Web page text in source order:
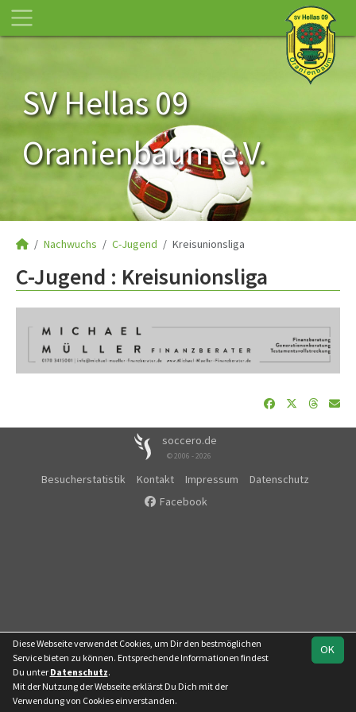
SV Hellas 09
Oranienbaum e.V.
Nachwuchs C-Jugend Kreisunionsliga
Team
C-Jugend : Kreisunionsliga
soccero.de
© 2006 - 2026
Besucherstatistik Kontakt Impressum
Datenschutz
Facebook
OK
Diese Webseite verwendet Cookies, um Dir den bestmöglichen
Service bieten zu können. Entsprechende Informationen findest
Du unter Datenschutz.
Mit der Nutzung der Webseite erklärst Du Dich mit der
Verwendung von Cookies einverstanden.